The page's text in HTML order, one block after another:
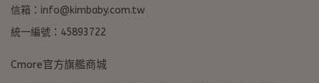
信箱：info@kimbaby.com.tw
統一編號：45893722
Cmore官方旗艦商城